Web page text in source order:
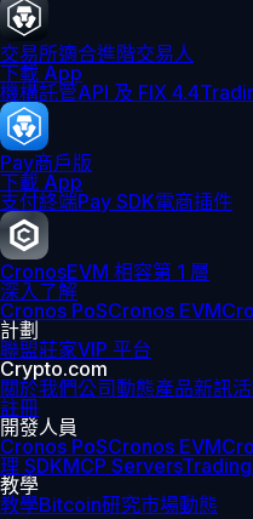
交易所適合進階交易人
下載 App
機構託管API 及 FIX 4.4
Pay商戶版
下載 App
支付終端Pay SDK電商插件
CronosEVM 相容第 1 層
深入了解
Cronos PoSCronos EVM
計劃
聯盟莊家VIP 平台
Crypto.com
關於我們公司動態產品新訊
註冊
開發人員
Cronos PoSCronos EVM
理 SDKMCP Servers
教學
教學Bitcoin研究市場動態